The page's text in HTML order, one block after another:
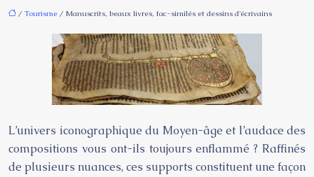
/ Tourisme / Manuscrits, beaux livres, fac-similés et dessins d’écrivains
L’univers iconographique du Moyen-âge et l’audace des
compositions vous ont-ils toujours enflammé ? Raffinés
de plusieurs nuances, ces supports constituent une façon